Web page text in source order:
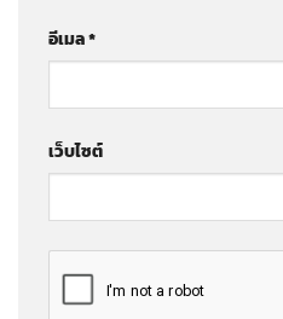
อีเมล*
เว็บไซต์